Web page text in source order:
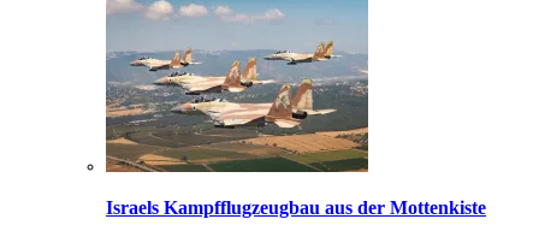
Israels Kampfflugzeugbau aus der Mottenkiste